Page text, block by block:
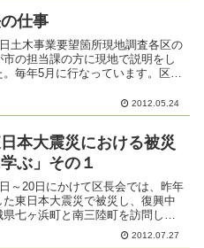
仕事
土木事業要望箇所現地調査各区の
市の担当課の方に現地で説明をし
。毎年5月に行なっています。区長
2012.05.24
日本大震災における被災
ぶ」その１
～20日にかけて区長会では、昨年
た東日本大震災で被災し、復興中
県七ヶ浜町と南三陸町を訪問し視
してきました。七ヶ浜町社会福祉
に視察を依頼したところ、花渕浜
2012.07.27